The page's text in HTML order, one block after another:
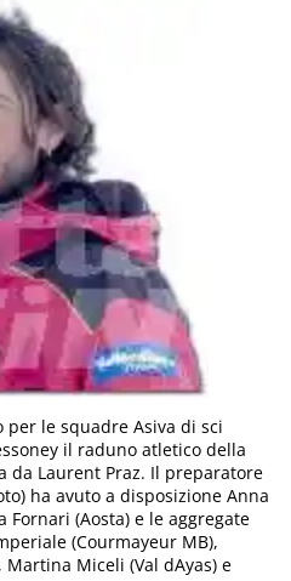
per le squadre Asiva di sci
il raduno atletico della
da Laurent Praz. Il preparatore
ha avuto a disposizione Anna
Fornari (Aosta) e le aggregate
(Courmayeur MB),
Miceli (Val dAyas) e